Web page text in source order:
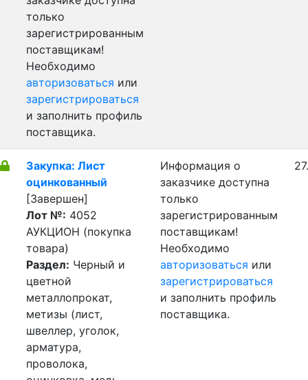
только
зарегистрированным
поставщикам!
Необходимо
авторизоваться или
зарегистрироваться
и заполнить профиль
поставщика.
Закупка: Лист
оцинкованный
[Завершен]
Лот №: 4052
АУКЦИОН (покупка
товара)
Раздел: Черный и
цветной
металлопрокат,
метизы (лист,
швеллер, уголок,
арматура,
проволока,
Информация о
заказчике доступна
только
зарегистрированным
поставщикам!
Необходимо
авторизоваться или
зарегистрироваться
и заполнить профиль
поставщика.